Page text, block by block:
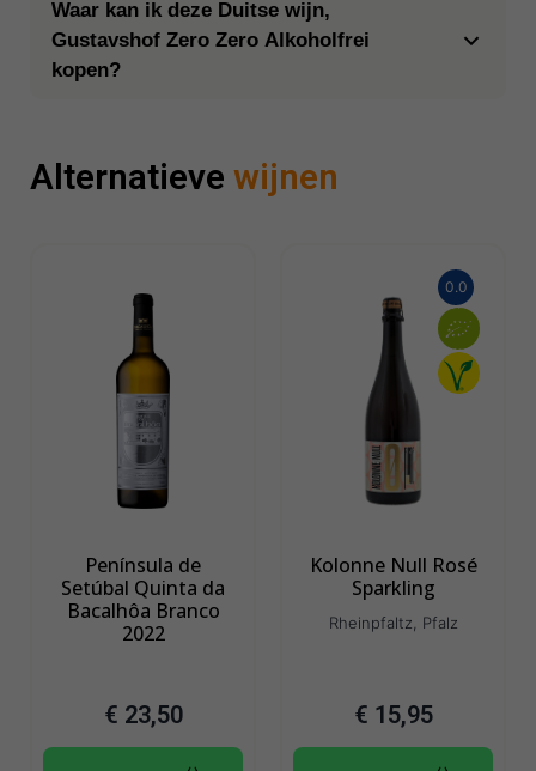
Waar kan ik deze Duitse wijn,
Gustavshof Zero Zero Alkoholfrei
kopen?
Alternatieve wijnen
Península de
Setúbal Quinta da
Bacalhôa Branco
2022
€ 23,50
Kolonne Null Rosé
Sparkling
0.0
Rheinpfaltz, Pfalz
€ 15,95